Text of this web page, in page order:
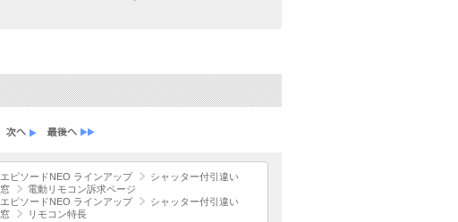
エピソードNEO ラインアップ
シャッター付引違い
窓
電動リモコン訴求ページ
エピソードNEO ラインアップ
シャッター付引違い
窓
リモコン特長